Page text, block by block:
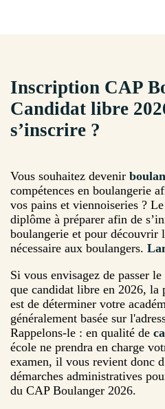
Inscription CAP
Candidat libre
s’inscrire ?
Vous souhaitez devenir
compétences en boulangerie
vos pains et viennoiseries ?
diplôme à préparer afin de
boulangerie et pour découvrir
nécessaire aux boulangers.
Si vous envisagez de passer
que candidat libre en 2026, la
est de déterminer votre
généralement basée sur
Rappelons-le : en qualité de
école ne prendra en charge
examen, il vous revient donc
démarches administratives
du CAP Boulanger 2026.